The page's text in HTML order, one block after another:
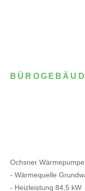
Ochsner
- Wärmequelle
- Heizleistung 84,5 kW